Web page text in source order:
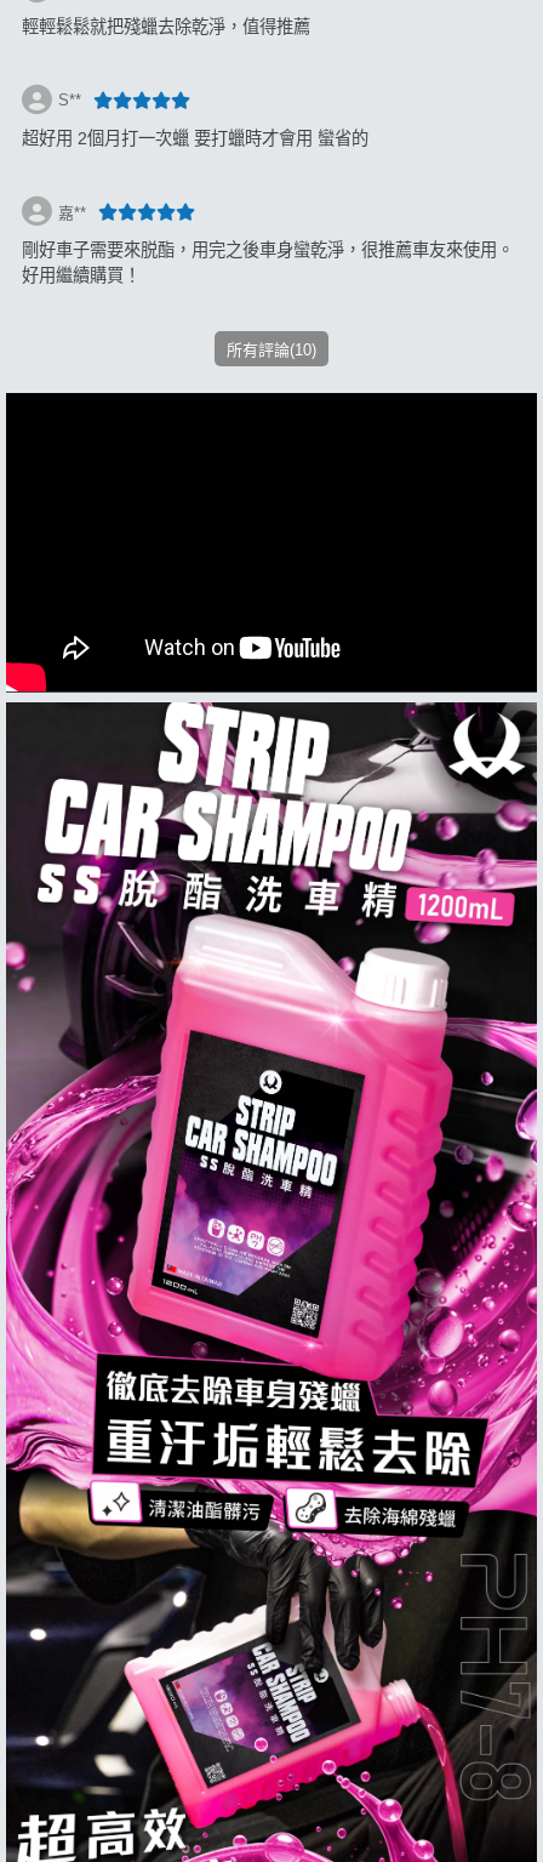
輕輕鬆鬆就把殘蠟去除乾淨，值得推薦
S**
超好用 2個月打一次蠟 要打蠟時才會用 蠻省的
嘉**
剛好車子需要來脱酯，用完之後車身蠻乾淨，很推薦車友來使用。
好用繼續購買！
所有評論(10)